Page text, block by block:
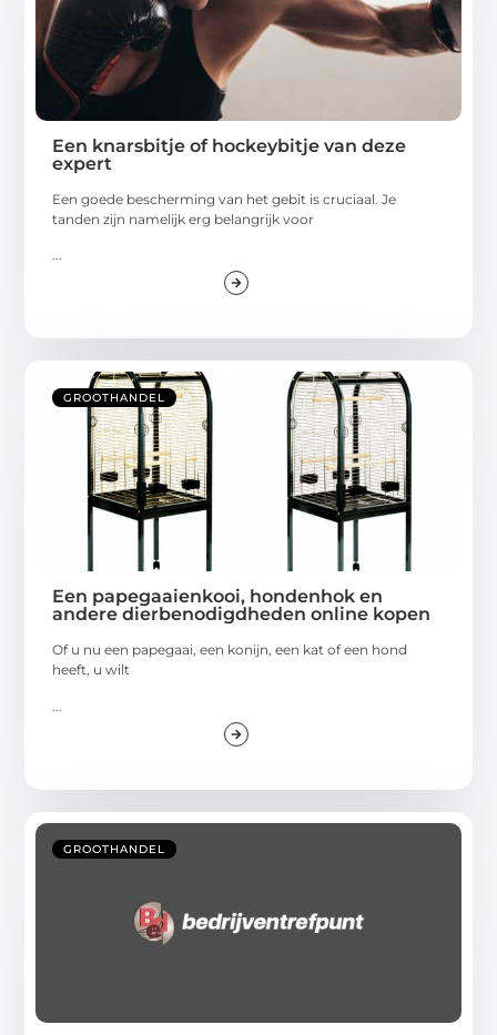
Een knarsbitje of hockeybitje van deze
expert
Een goede bescherming van het gebit is cruciaal. Je
tanden zijn namelijk erg belangrijk voor
...
GROOTHANDEL
Een papegaaienkooi, hondenhok en
andere dierbenodigdheden online kopen
Of u nu een papegaai, een konijn, een kat of een hond
heeft, u wilt
GROOTHANDEL